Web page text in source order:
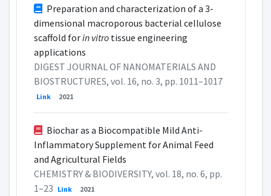
Preparation and characterization of a 3-
dimensional macroporous bacterial cellulose
scaffold forin vitrotissue engineering
applications
DIGEST JOURNAL OF NANOMATERIALS AND
BIOSTRUCTURES, vol. 16, no. 3, pp. 1011–1017
Link 2021
Biochar as a Biocompatible Mild Anti-
Inflammatory Supplement for Animal Feed
and Agricultural Fields
CHEMISTRY & BIODIVERSITY, vol. 18, no. 6, pp.
1–23 Link 2021